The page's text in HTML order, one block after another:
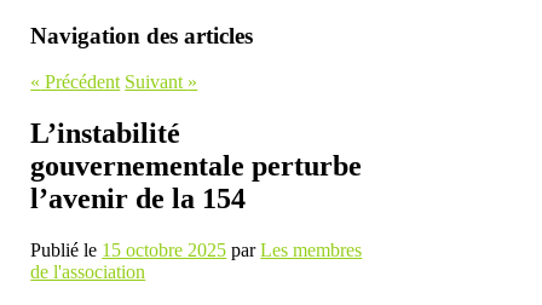
Navigation des articles
« Précédent Suivant »
L’instabilité
gouvernementale perturbe
l’avenir de la 154
Publié le 15 octobre 2025 parLes membres
de l'association